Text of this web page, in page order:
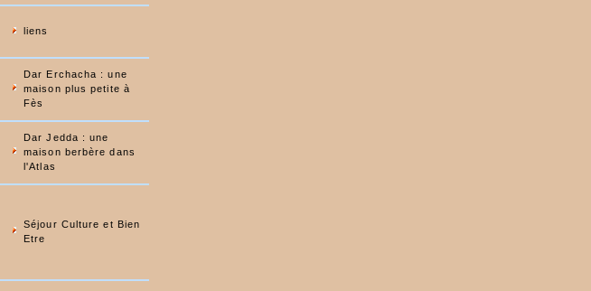
liens
Dar Erchacha : une
maison plus petite à
Fès
Dar Jedda : une
maison berbère dans
l'Atlas
Séjour Culture et Bien
Etre